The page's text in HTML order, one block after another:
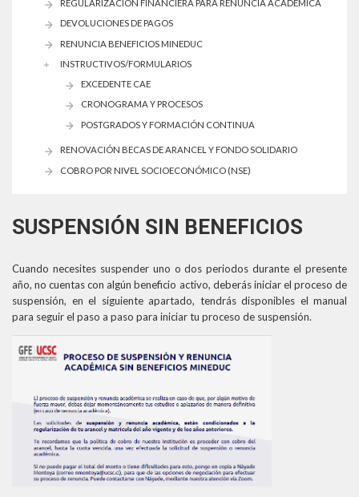
SUSPENSIÓN SIN BENEFICIOS
Cuando necesites suspender uno o dos periodos durante el presente
año, no cuentas con algún beneficio activo, deberás iniciar el proceso de
suspensión, en el siguiente apartado, tendrás disponibles el manual
para seguir el paso a paso para iniciar tu proceso de suspensión.
REGULARIZACIÓN FINANCIERA PARA RENUNCIA ACADÉMICA
DEVOLUCIONES DE PAGOS
RENUNCIA BENEFICIOS MINEDUC
INSTRUCTIVOS/FORMULARIOS
EXCEDENTE CAE
CRONOGRAMA Y PROCESOS
POSTGRADOS Y FORMACIÓN CONTINUA
RENOVACIÓN BECAS DE ARANCEL Y FONDO SOLIDARIO
COBRO POR NIVEL SOCIOECONÓMICO (NSE)